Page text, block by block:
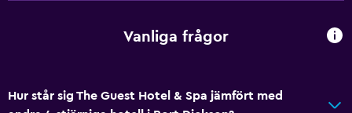
Vanliga frågor
Hur står sig The Guest Hotel & Spa jämfört med